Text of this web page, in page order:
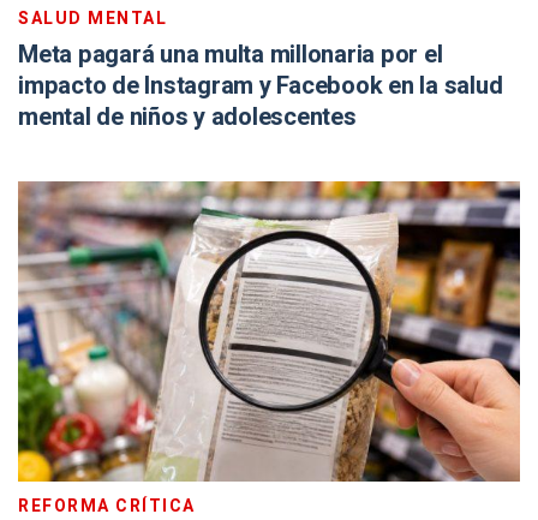
SALUD MENTAL
Meta pagará una multa millonaria por el
impacto de Instagram y Facebook en la salud
mental de niños y adolescentes
REFORMA CRÍTICA